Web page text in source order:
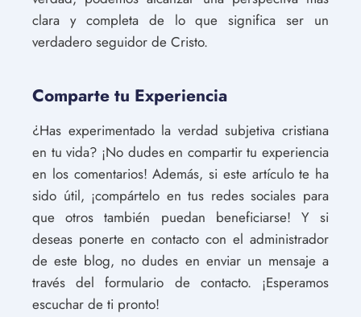
clara y completa de lo que significa ser un
verdadero seguidor de Cristo.
Comparte tu Experiencia
¿Has experimentado la verdad subjetiva cristiana
en tu vida? ¡No dudes en compartir tu experiencia
en los comentarios! Además, si este artículo te ha
sido útil, ¡compártelo en tus redes sociales para
que otros también puedan beneficiarse! Y si
deseas ponerte en contacto con el administrador
de este blog, no dudes en enviar un mensaje a
través del formulario de contacto. ¡Esperamos
escuchar de ti pronto!